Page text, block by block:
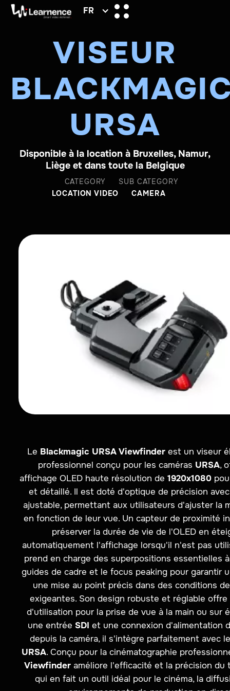
FR
VISEUR
URSA
Disponible à la location à Bruxelles, Namur,
Liège et dans toute la Belgique
CATEGORY
LOCATION VIDEO
SUB CATEGORY
CAMERA
Le Blackmagic URSA Viewfinder est un viseur
professionnel conçu pour les caméras URSA,
affichage OLED haute résolution de1920x1080
et détaillé. Il est doté d'optique de précision
ajustable, permettant aux utilisateurs d'ajuster la
en fonction de leur vue. Un capteur de proximité
préserver la durée de vie de l'OLED en
automatiquement l'affichage lorsqu'il n'est pas
prend en charge des superpositions essentielles
guides de cadre et le focus peaking pour garantir
une mise au point précis dans des conditions
exigeantes. Son design robuste et réglable
d'utilisation pour la prise de vue à la main ou sur
une entrée SDI et une connexion d'alimentation
depuis la caméra, il s'intègre parfaitement avec
URSA. Conçu pour la cinématographie
Viewfinderaméliore l'efficacité et la précision du
qui en fait un outil idéal pour le cinéma, la